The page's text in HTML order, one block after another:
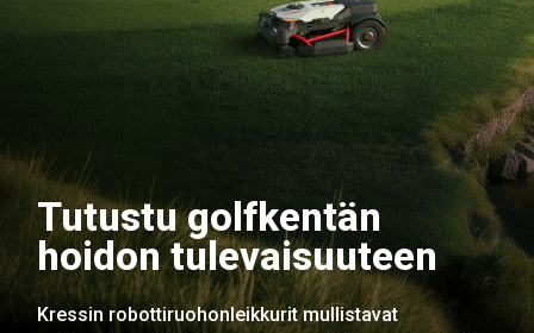
Tutustu golfkentän
hoidon tulevaisuuteen
Kressin robottiruohonleikkurit mullistavat